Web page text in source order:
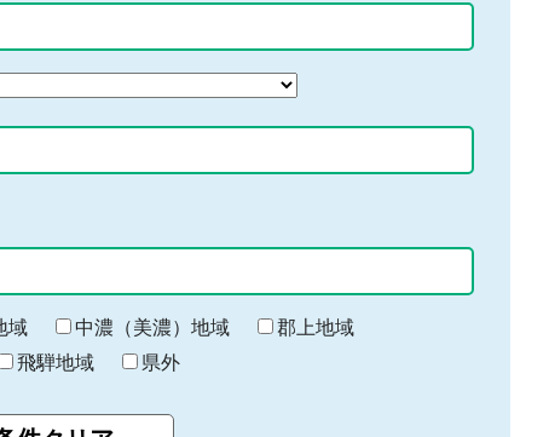
域 中濃（美濃）地域
郡上地域
飛騨地域 県外